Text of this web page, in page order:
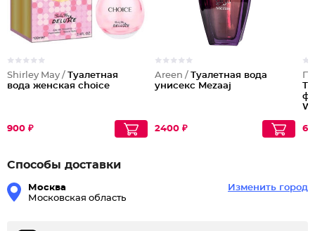
Shirley May / Туалетная
вода женская choice
900 ₽
Areen / Туалетная вода
унисекс Mezaaj
2400 ₽
Способы доставки
Москва
Московская область
Изменить город